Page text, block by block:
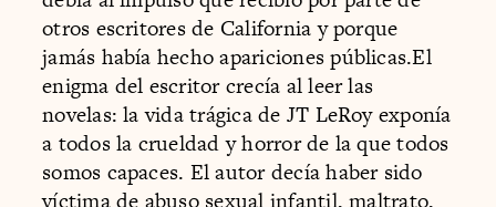
otros escritores de California y porque
jamás había hecho apariciones públicas.El
enigma del escritor crecía al leer las
novelas: la vida trágica de JT LeRoy exponía
a todos la crueldad y horror de la que todos
somos capaces. El autor decía haber sido
víctima de abuso sexual infantil, maltrato,